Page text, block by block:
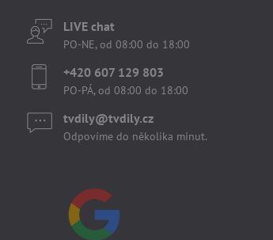
LIVE chat
PO-NE, od 08:00 do 18:00
+420 607 129 803
PO-PÁ, od 08:00 do 18:00
tvdily​@tvdily​.cz
Odpovíme do několika minut.